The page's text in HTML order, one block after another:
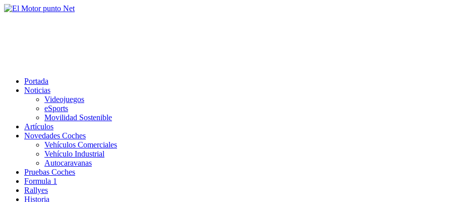
Saltar
Portada
Noticias
Videojuegos
eSports
Movilidad Sostenible
Artículos
Novedades Coches
Vehículos Comerciales
Vehículo Industrial
Autocaravanas
Pruebas Coches
Formula 1
Rallyes
Historia